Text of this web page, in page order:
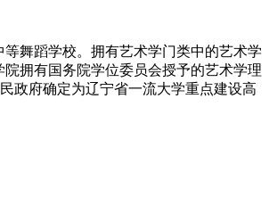
舞蹈学校。拥有艺术学门类中的艺术学
拥有国务院学位委员会授予的艺术学理
政府确定为辽宁省一流大学重点建设高